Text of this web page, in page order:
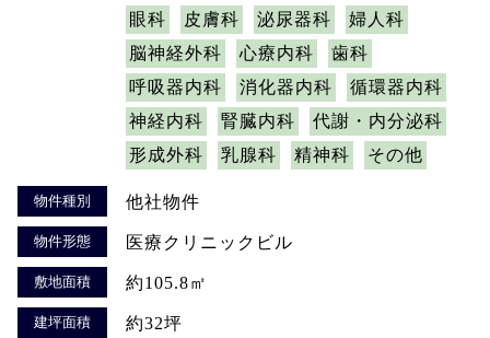
眼科
皮膚科 泌尿器科
婦人科
脳神経外科
心療内科
歯科
呼吸器内科
消化器内科
循環器内科
神経内科
腎臓内科
代謝・内分泌科
形成外科
乳腺科 精神科 その他
物件種別 他社物件
物件形態 医療クリニックビル
敷地面積 約105.8㎡
建坪面積 約32坪